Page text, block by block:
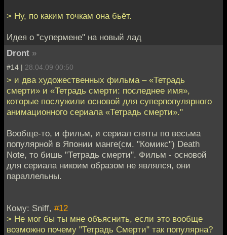
> Ну, по каким точкам она бьёт.
Идея о "супермене" на новый лад
Dront »
#14 | 28.04.09 00:50
> и два художественных фильма – «Тетрадь
смерти» и «Тетрадь смерти: последнее имя»,
которые послужили основой для суперпопулярного
анимационного сериала «Тетрадь смерти»."
Вообще-то, и фильм, и сериал сняты по весьма
популярной в Японии манге(см. "Комикс") Death
Note, то бишь "Тетрадь смерти". Фильм - основой
для сериала никоим образом не являлся, они
параллельны.
Кому: Sniff, #12
> Не мог бы ты мне объяснить, если это вообще
возможно почему "Тетрадь Смерти" так популярна?